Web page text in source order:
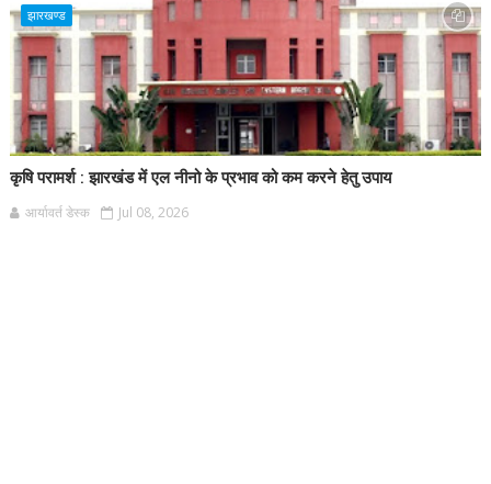
झारखण्ड
कृषि परामर्श : झारखंड में एल नीनो के प्रभाव को कम करने हेतु उपाय
आर्यावर्त डेस्क Jul 08, 2026